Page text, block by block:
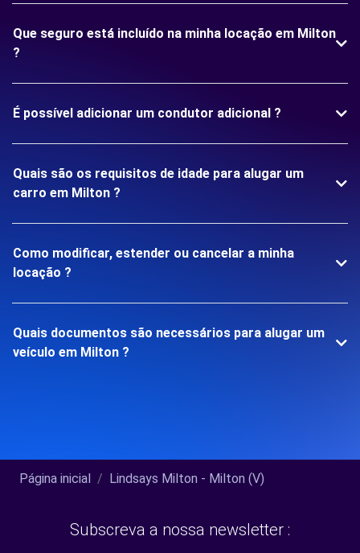
Que seguro está incluído na minha locação em Milton
?
É possível adicionar um condutor adicional ?
Quais são os requisitos de idade para alugar um
carro em Milton ?
Como modificar, estender ou cancelar a minha
locação ?
Quais documentos são necessários para alugar um
veículo em Milton ?
Página inicial Lindsays Milton - Milton (V)
Subscreva a nossa newsletter :